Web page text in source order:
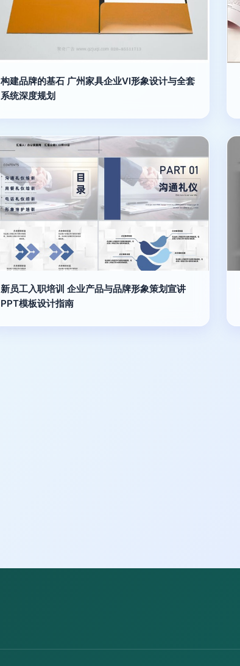
构建品牌的基石 广州家具企业VI形象设计与全套
系统深度规划
新员工入职培训 企业产品与品牌形象策划宣讲
PPT模板设计指南